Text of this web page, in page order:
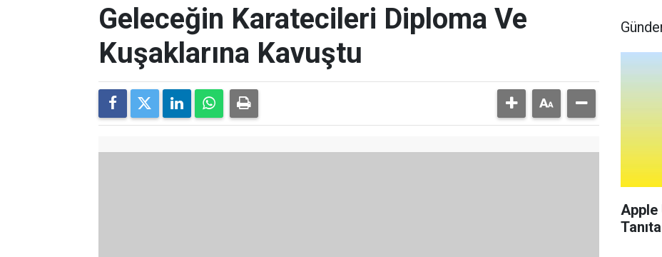
Geleceğin Karatecileri Diploma Ve
Kuşaklarına Kavuştu
Apple